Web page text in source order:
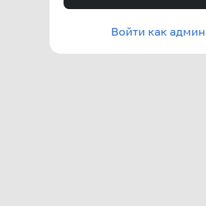
Войти как